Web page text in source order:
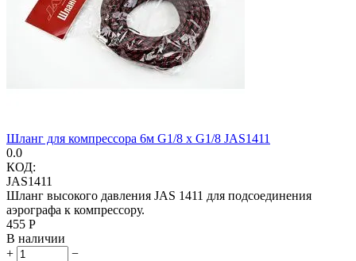
Шланг для компрессора 6м G1/8 x G1/8 JAS1411
0.0
КОД:
JAS1411
Шланг высокого давления JAS 1411 для подсоединения
аэрографа к компрессору.
‍455‍ Р
В наличии
+
−